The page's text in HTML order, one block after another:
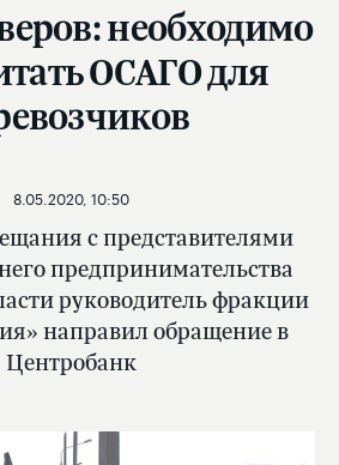
необходимо
ОСАГО для
с представителями
предпринимательства
руководитель фракции
направил обращение в
Центробанк
8.05.2020, 10:50